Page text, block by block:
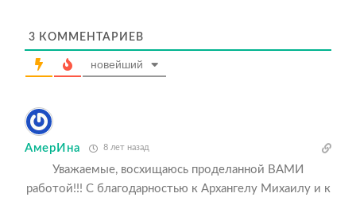
3 КОММЕНТАРИЕВ
новейший
АмерИна 8 лет назад
Уважаемые, восхищаюсь проделанной ВАМИ
работой!!! С благодарностью к Архангелу Михаилу и к